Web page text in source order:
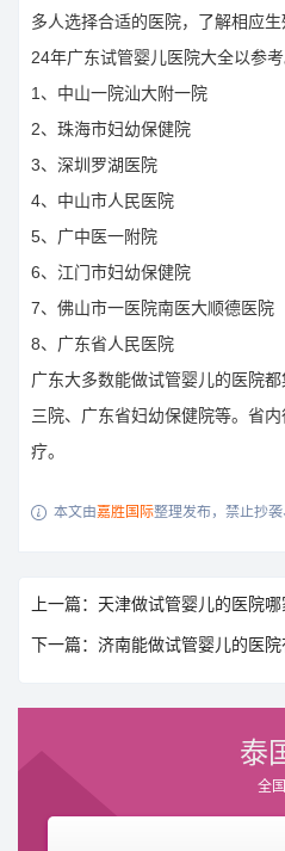
多人选择合适的医院，了解相应
24年广东试管婴儿医院大全以参考
1、中山一院汕大附一院
2、珠海市妇幼保健院
3、深圳罗湖医院
4、中山市人民医院
5、广中医一附院
6、江门市妇幼保健院
7、佛山市一医院南医大顺德医院
8、广东省人民医院
广东大多数能做试管婴儿的医院
三院、广东省妇幼保健院等。省
疗。
 本文由嘉胜国际整理发布，禁止抄
上一篇：天津做试管婴儿的医院
下一篇：济南能做试管婴儿的医
泰
全